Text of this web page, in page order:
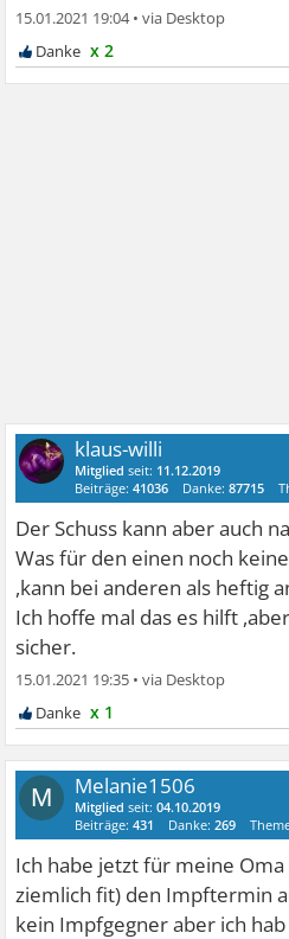
15.01.2021 19:04•
x 2
klaus-willi
Mitglied seit: 11.12.2019
Beiträge:41036 Danke:87715
Der Schuss kann aber auch
Was für den einen noch
,kann bei anderen als heftig
Ich hoffe mal das es hilft
sicher.
15.01.2021 19:35 •
x 1
M Melanie1506
Mitglied seit:04.10.2019
Beiträge:431 Danke:269
Ich habe jetzt für meine Oma
ziemlich fit) den Impftermin
kein Impfgegner aber ich